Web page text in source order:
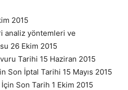
2015
analiz yöntemleri ve
26 Ekim 2015
Tarihi 15 Haziran 2015
Son İptal Tarihi 15 Mayıs 2015
Son Tarih 1 Ekim 2015